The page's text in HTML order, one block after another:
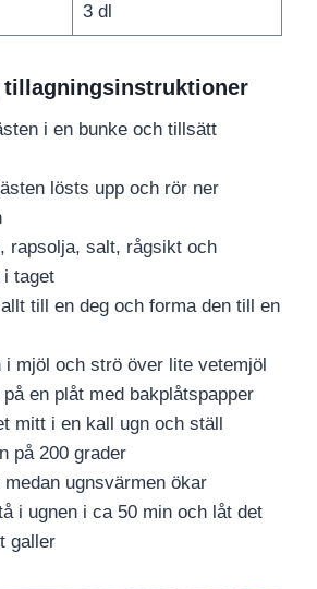
3 dl
tillagningsinstruktioner
i en bunke och tillsätt
lösts upp och rör ner
rapsolja, salt, rågsikt och
taget
till en deg och forma den till en
i mjöl och strö över lite vetemjöl
en plåt med bakplåtspapper
mitt i en kall ugn och ställ
på 200 grader
ugnsvärmen ökar
i ugnen i ca 50 min och låt det
galler